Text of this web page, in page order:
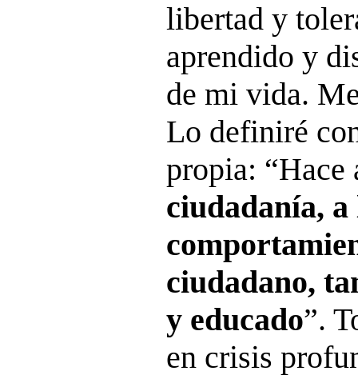
libertad y
aprendido y
de mi vida.
Lo definiré
propia: “Hace
ciudadanía,
ciudadano,
y educado”.
en crisis